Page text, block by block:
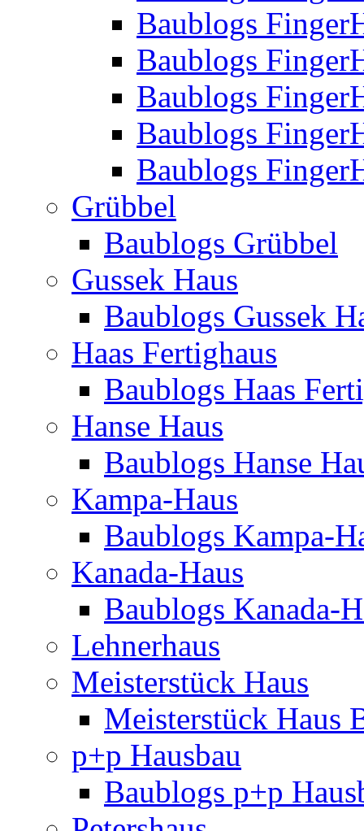
Baublogs
Baublogs
Baublogs
Baublogs
Baublogs
Grübbel
Baublogs Grübbel
Gussek Haus
Baublogs Gussek
Haas Fertighaus
Baublogs Haas
Hanse Haus
Baublogs Hanse
Kampa-Haus
Baublogs Kampa-
Kanada-Haus
Baublogs Kanada-
Lehnerhaus
Meisterstück Haus
Meisterstück Haus
p+p Hausbau
Baublogs p+p